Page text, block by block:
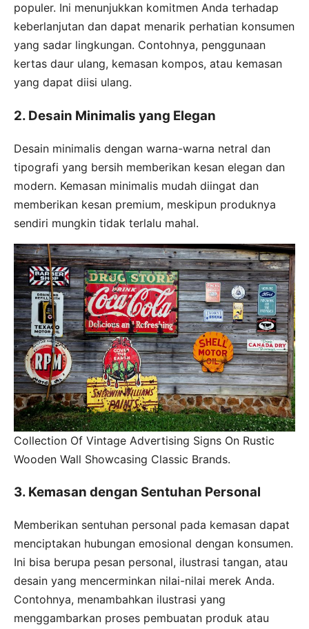
populer. Ini menunjukkan komitmen Anda terhadap
keberlanjutan dan dapat menarik perhatian konsumen
yang sadar lingkungan. Contohnya, penggunaan
kertas daur ulang, kemasan kompos, atau kemasan
yang dapat diisi ulang.
2. Desain Minimalis yang Elegan
Desain minimalis dengan warna-warna netral dan
tipografi yang bersih memberikan kesan elegan dan
modern. Kemasan minimalis mudah diingat dan
memberikan kesan premium, meskipun produknya
sendiri mungkin tidak terlalu mahal.
Collection Of Vintage Advertising Signs On Rustic
Wooden Wall Showcasing Classic Brands.
3. Kemasan dengan Sentuhan Personal
Memberikan sentuhan personal pada kemasan dapat
menciptakan hubungan emosional dengan konsumen.
Ini bisa berupa pesan personal, ilustrasi tangan, atau
desain yang mencerminkan nilai-nilai merek Anda.
Contohnya, menambahkan ilustrasi yang
menggambarkan proses pembuatan produk atau